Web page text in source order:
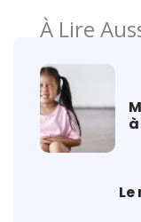
À Lire